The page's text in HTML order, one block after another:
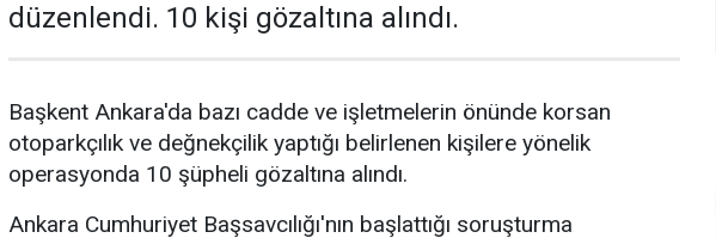
düzenlendi. 10 kişi gözaltına alındı.
Başkent Ankara'da bazı cadde ve işletmelerin önünde korsan
otoparkçılık ve değnekçilik yaptığı belirlenen kişilere yönelik
operasyonda 10 şüpheli gözaltına alındı.
Ankara Cumhuriyet Başsavcılığı'nın başlattığı soruşturma